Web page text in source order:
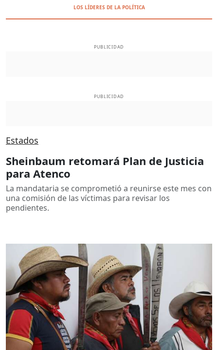
LOS LÍDERES DE LA POLÍTICA
PUBLICIDAD
PUBLICIDAD
Estados
Sheinbaum retomará Plan de Justicia
para Atenco
La mandataria se comprometió a reunirse este mes con
una comisión de las víctimas para revisar los
pendientes.